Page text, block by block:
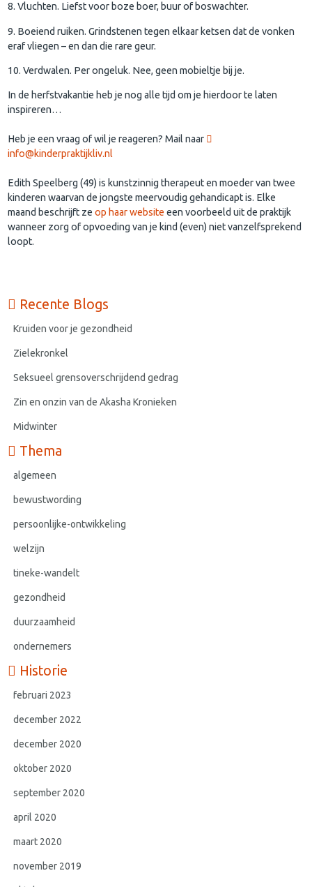
8. Vluchten. Liefst voor boze boer, buur of boswachter.
9. Boeiend ruiken. Grindstenen tegen elkaar ketsen dat de vonken
eraf vliegen – en dan die rare geur.
10. Verdwalen. Per ongeluk. Nee, geen mobieltje bij je.
In de herfstvakantie heb je nog alle tijd om je hierdoor te laten
inspireren…
Heb je een vraag of wil je reageren? Mail naar
info@kinderpraktijkliv.nl
Edith Speelberg (49) is kunstzinnig therapeut en moeder van twee
kinderen waarvan de jongste meervoudig gehandicapt is. Elke
maand beschrijft zeop haar website een voorbeeld uit de praktijk
wanneer zorg of opvoeding van je kind (even) niet vanzelfsprekend
loopt.
Recente Blogs
Kruiden voor je gezondheid
Zielekronkel
Seksueel grensoverschrijdend gedrag
Zin en onzin van de Akasha Kronieken
Midwinter
Thema
algemeen
bewustwording
persoonlijke-ontwikkeling
welzijn
tineke-wandelt
gezondheid
duurzaamheid
ondernemers
Historie
februari 2023
december 2022
december 2020
oktober 2020
september 2020
april 2020
maart 2020
november 2019